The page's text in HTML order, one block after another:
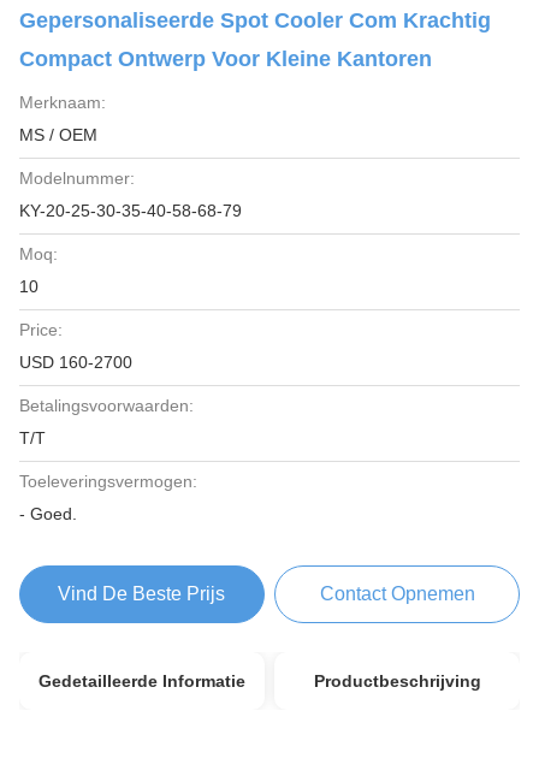
Gepersonaliseerde Spot Cooler Com Krachtig
Compact Ontwerp Voor Kleine Kantoren
Merknaam:
MS / OEM
Modelnummer:
KY-20-25-30-35-40-58-68-79
Moq:
10
Price:
USD 160-2700
Betalingsvoorwaarden:
T/T
Toeleveringsvermogen:
- Goed.
Vind De Beste Prijs Contact Opnemen
Gedetailleerde Informatie Productbeschrijving